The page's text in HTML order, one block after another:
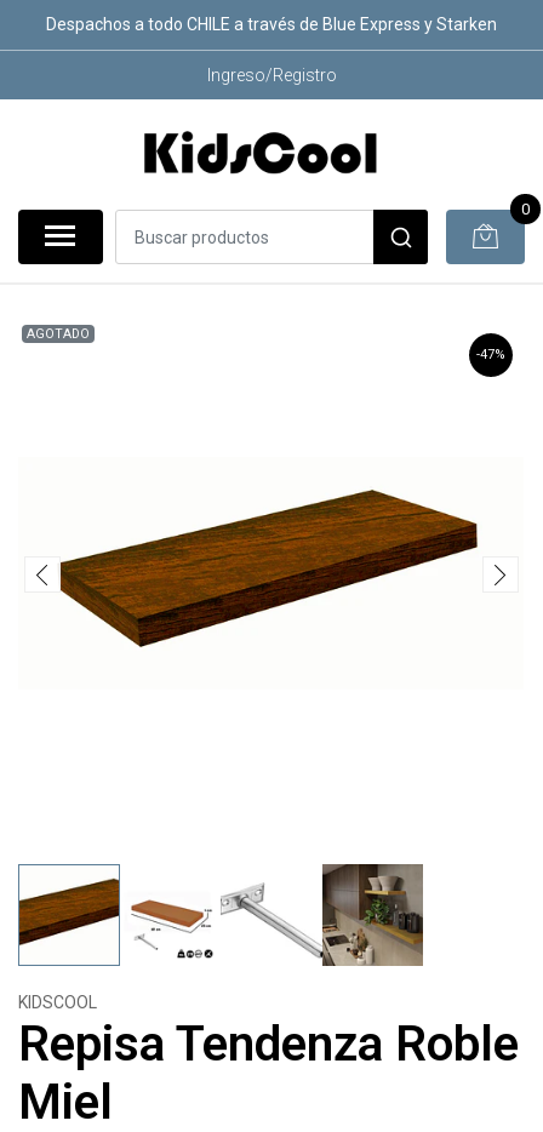
Despachos a todo CHILE a través de Blue Express y Starken
Ingreso/Registro
0
AGOTADO
-47%
KIDSCOOL
Repisa Tendenza Roble
Miel